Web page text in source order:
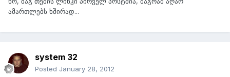
ამართლებს ხშირად...
system 32
Posted January 28, 2012